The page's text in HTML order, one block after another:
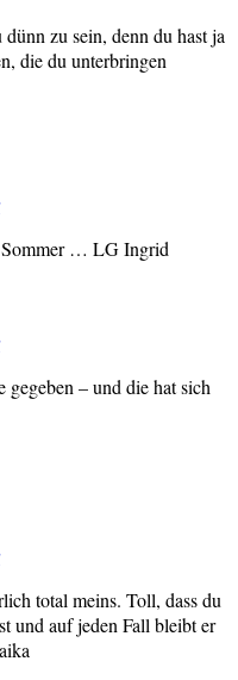
zu sein, denn du hast ja
die du unterbringen
Sommer … LG Ingrid
– und die hat sich
total meins. Toll, dass du
und auf jeden Fall bleibt er